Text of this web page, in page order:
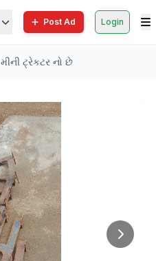
Post Ad Login
મીની ટ્રેકટર નો છે